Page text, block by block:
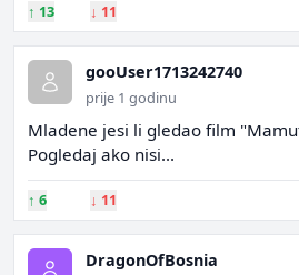
↑ 13 ↓ 11
gooUser1713242740
prije 1 godinu
Mladene jesi li gledao film
Pogledaj ako nisi...
↑ 6 ↓ 11
DragonOfBosnia